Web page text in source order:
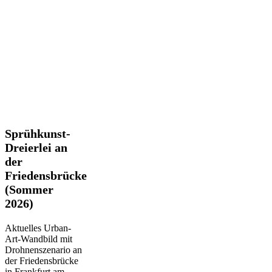
Sprühkunst-
Dreierlei
an
der
Friedensbrücke
(Sommer
2026)
Sprühkunst-
Dreierlei an
der
Friedensbrücke
(Sommer
2026)
Aktuelles Urban-
Art-Wandbild mit
Drohnenszenario an
der Friedensbrücke